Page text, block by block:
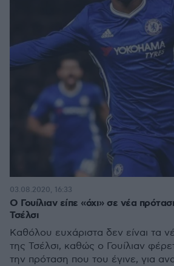
Ο Γουίλιαν είπε «όχι» σε νέα
Τσέλσι
Καθόλου ευχάριστα δεν είναι τα
της Τσέλσι, καθώς ο Γουίλιαν
την πρόταση που του έγινε, για
03.08.2020, 16:33